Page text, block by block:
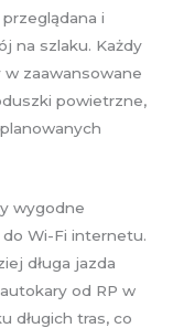
i
na szlaku. Każdy
zaawansowane
powietrzne,
wygodne
do Wi-Fi internetu.
długa jazda
od RP w
długich tras, co